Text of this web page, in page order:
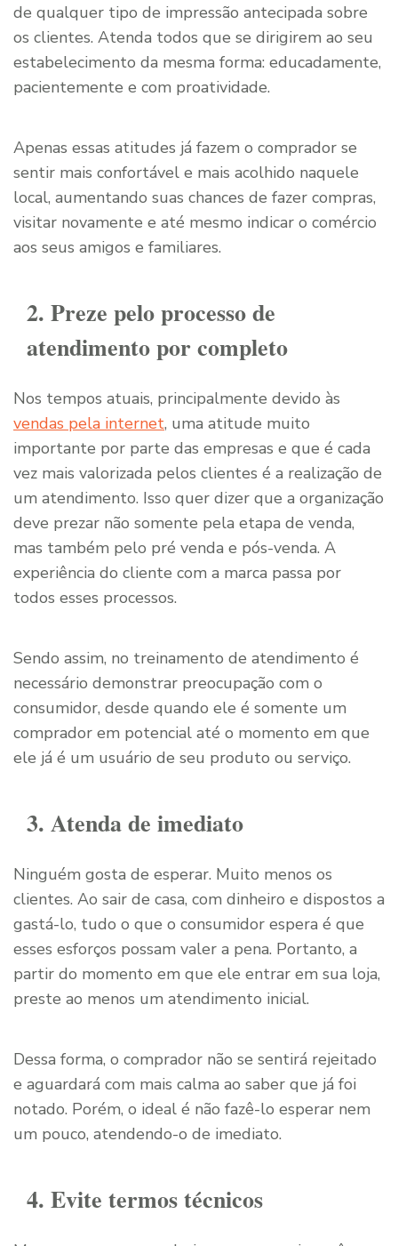
de qualquer tipo de impressão antecipada sobre
os clientes. Atenda todos que se dirigirem ao seu
estabelecimento da mesma forma: educadamente,
pacientemente e com proatividade.
Apenas essas atitudes já fazem o comprador se
sentir mais confortável e mais acolhido naquele
local, aumentando suas chances de fazer compras,
visitar novamente e até mesmo indicar o comércio
aos seus amigos e familiares.
2. Preze pelo processo de
atendimento por completo
Nos tempos atuais, principalmente devido às
vendas pela internet, uma atitude muito
importante por parte das empresas e que é cada
vez mais valorizada pelos clientes é a realização de
um atendimento. Isso quer dizer que a organização
deve prezar não somente pela etapa de venda,
mas também pelo pré venda e pós-venda. A
experiência do cliente com a marca passa por
todos esses processos.
Sendo assim, no treinamento de atendimento é
necessário demonstrar preocupação com o
consumidor, desde quando ele é somente um
comprador em potencial até o momento em que
ele já é um usuário de seu produto ou serviço.
3. Atenda de imediato
Ninguém gosta de esperar. Muito menos os
clientes. Ao sair de casa, com dinheiro e dispostos a
gastá-lo, tudo o que o consumidor espera é que
esses esforços possam valer a pena. Portanto, a
partir do momento em que ele entrar em sua loja,
preste ao menos um atendimento inicial.
Dessa forma, o comprador não se sentirá rejeitado
e aguardará com mais calma ao saber que já foi
notado. Porém, o ideal é não fazê-lo esperar nem
um pouco, atendendo-o de imediato.
4. Evite termos técnicos